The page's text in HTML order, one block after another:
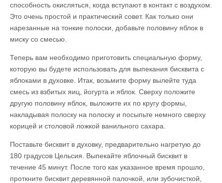
способность окисляться, когда вступают в контакт с воздухом.
Это очень простой и практический совет. Как только они
нарезанные на тонкие полоски, добавьте половину яблок в
миску со смесью.
Теперь вам необходимо приготовить специальную форму,
которую вы будете использовать для выпекания бисквита с
яблоками в духовке. Итак, возьмите форму вылейте туда
смесь из взбитых яиц, йогурта и яблок. Сверху положите
другую половину яблок, выложите их по кругу формы,
накладывая полоску на полоску и посыпьте немного сверху
корицей и столовой ложкой ванильного сахара.
Поставьте бисквит в духовку, предварительно нагретую до
180 градусов Цельсия. Выпекайте яблочный бисквит в
течение 45 минут. После того как указанное время прошло,
проткните бисквит деревянной палочкой, или зубочисткой,